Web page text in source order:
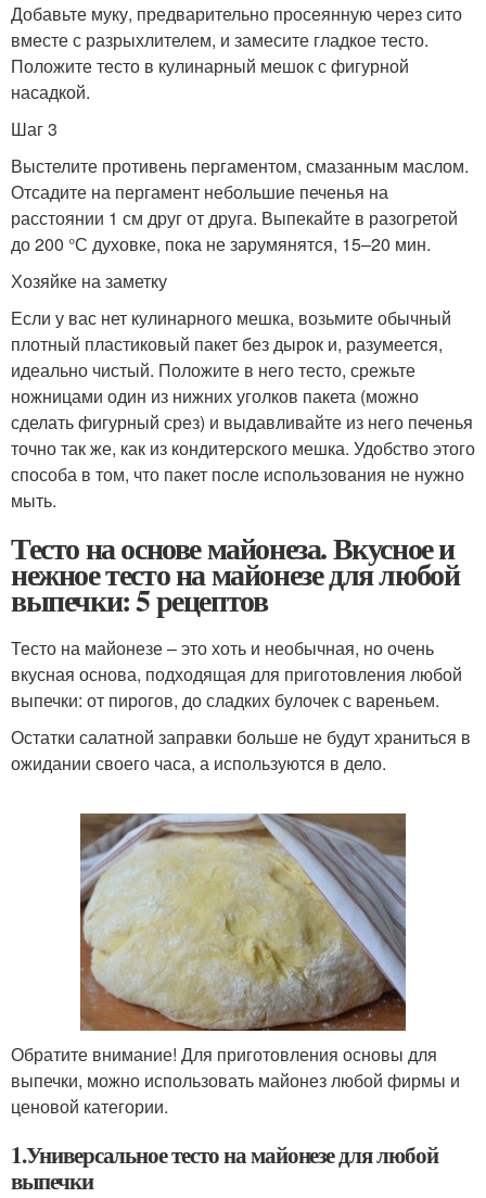
Добавьте муку, предварительно просеянную через сито
вместе с разрыхлителем, и замесите гладкое тесто.
Положите тесто в кулинарный мешок с фигурной
насадкой.
Шаг 3
Выстелите противень пергаментом, смазанным маслом.
Отсадите на пергамент небольшие печенья на
расстоянии 1 см друг от друга. Выпекайте в разогретой
до 200 °С духовке, пока не зарумянятся, 15–20 мин.
Хозяйке на заметку
Если у вас нет кулинарного мешка, возьмите обычный
плотный пластиковый пакет без дырок и, разумеется,
идеально чистый. Положите в него тесто, срежьте
ножницами один из нижних уголков пакета (можно
сделать фигурный срез) и выдавливайте из него печенья
точно так же, как из кондитерского мешка. Удобство этого
способа в том, что пакет после использования не нужно
мыть.
Тесто на основе майонеза. Вкусное и
нежное тесто на майонезе для любой
выпечки: 5 рецептов
Тесто на майонезе – это хоть и необычная, но очень
вкусная основа, подходящая для приготовления любой
выпечки: от пирогов, до сладких булочек с вареньем.
Остатки салатной заправки больше не будут храниться в
ожидании своего часа, а используются в дело.
Обратите внимание! Для приготовления основы для
выпечки, можно использовать майонез любой фирмы и
ценовой категории.
1.Универсальное тесто на майонезе для любой
выпечки